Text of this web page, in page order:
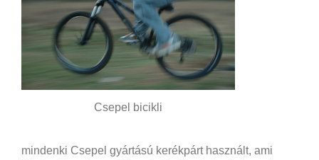
Csepel bicikli
mindenki Csepel gyártású kerékpárt használt, ami